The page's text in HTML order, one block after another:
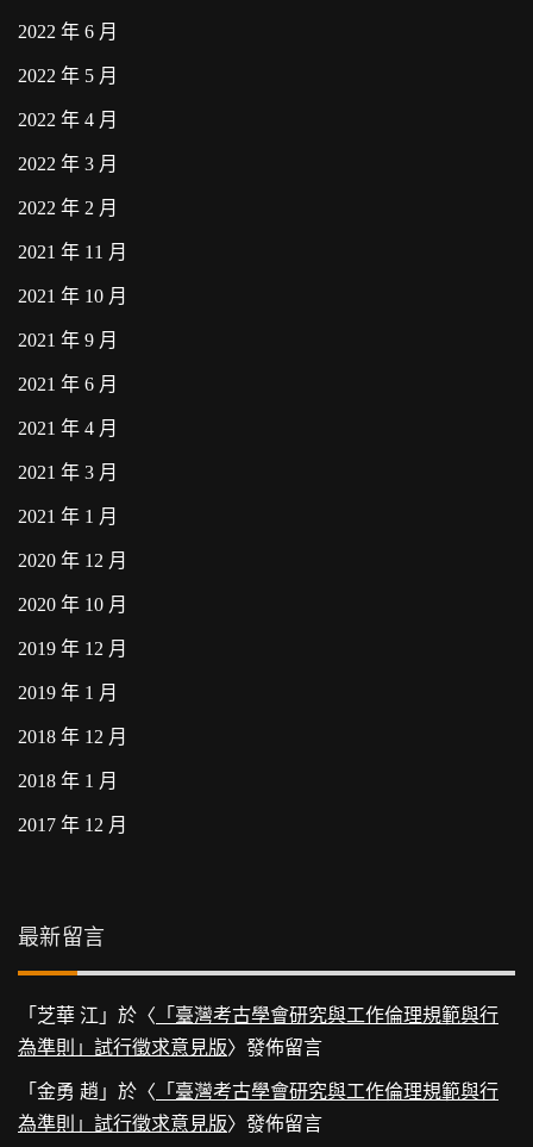
2022 年 6 月
2022 年 5 月
2022 年 4 月
2022 年 3 月
2022 年 2 月
2021 年 11 月
2021 年 10 月
2021 年 9 月
2021 年 6 月
2021 年 4 月
2021 年 3 月
2021 年 1 月
2020 年 12 月
2020 年 10 月
2019 年 12 月
2019 年 1 月
2018 年 12 月
2018 年 1 月
2017 年 12 月
最新留言
「 芝華 江 」於〈 「臺灣考古學會研究與工作倫理規範與行
為準則」試行徵求意見版〉發佈留言
「 金勇 趙 」於〈 「臺灣考古學會研究與工作倫理規範與行
為準則」試行徵求意見版〉發佈留言